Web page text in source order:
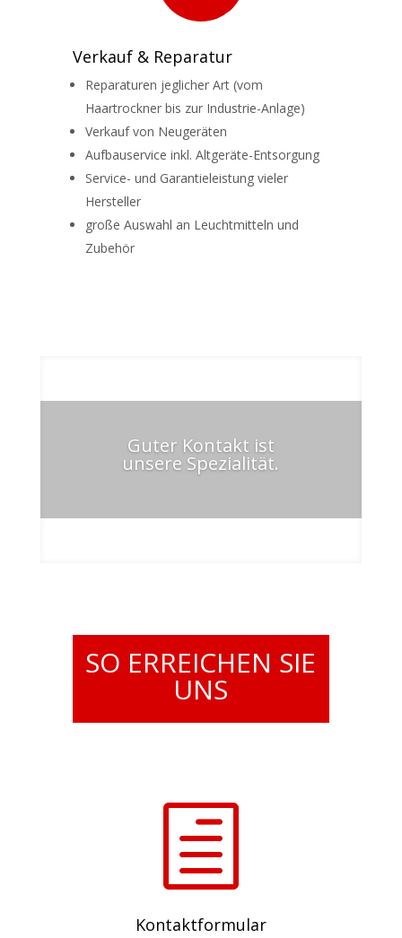
Verkauf & Reparatur
Reparaturen jeglicher Art (vom
Haartrockner bis zur Industrie-Anlage)
Verkauf von Neugeräten
Aufbauservice inkl. Altgeräte-Entsorgung
Service- und Garantieleistung vieler
Hersteller
große Auswahl an Leuchtmitteln und
Zubehör
Guter Kontakt ist
unsere Spezialität.
SO ERREICHEN SIE
UNS
h
Kontaktformular